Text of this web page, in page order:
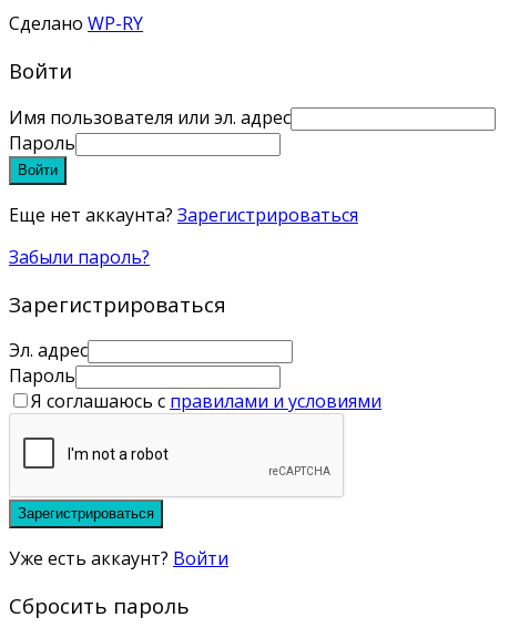
Сделано WP-RY
Войти
Имя пользователя или эл. адрес
Пароль
Войти
Еще нет аккаунта? Зарегистрироваться
Забыли пароль?
Зарегистрироваться
Эл. адрес
Пароль
Я соглашаюсь с правилами и условиями
Зарегистрироваться
Уже есть аккаунт? Войти
Сбросить пароль